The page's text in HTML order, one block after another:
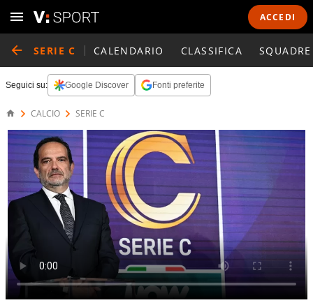
ACCEDI
SERIE C CALENDARIO CLASSIFICA SQUADRE
Seguici su: Google Discover Fonti preferite
CALCIO SERIE C